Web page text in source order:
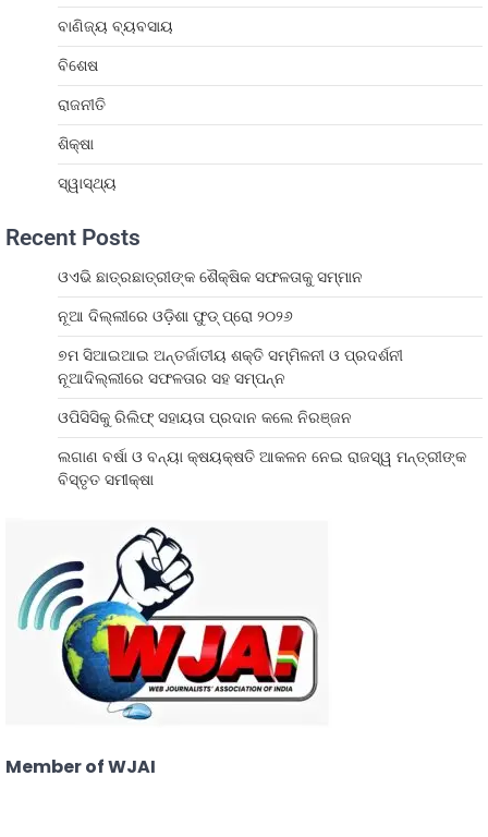
ବାଣିଜ୍ୟ ବ୍ୟବସାୟ
ବିଶେଷ
ରାଜନୀତି
ଶିକ୍ଷା
ସ୍ୱାସ୍ଥ୍ୟ
Recent Posts
ଓଏଭି ଛାତ୍ରଛାତ୍ରୀଙ୍କ ଶୈକ୍ଷିକ ସଫଳତାକୁ ସମ୍ମାନ
ନୂଆ ଦିଲ୍ଲୀରେ ଓଡ଼ିଶା ଫୁଡ୍ ପ୍ରୋ ୨୦୨୬
୭ମ ସିଆଇଆଇ ଅନ୍ତର୍ଜାତୀୟ ଶକ୍ତି ସମ୍ମିଳନୀ ଓ ପ୍ରଦର୍ଶନୀ
ନୂଆଦିଲ୍ଲୀରେ ସଫଳତାର ସହ ସମ୍ପନ୍ନ
ଓପିସିସିକୁ ରିଲିଫ୍ ସହାୟତା ପ୍ରଦାନ କଲେ ନିରଞ୍ଜନ
ଲଗାଣ ବର୍ଷା ଓ ବନ୍ୟା କ୍ଷୟକ୍ଷତି ଆକଳନ ନେଇ ରାଜସ୍ୱ ମନ୍ତ୍ରୀଙ୍କ
ବିସ୍ତୃତ ସମୀକ୍ଷା
Member of WJAI